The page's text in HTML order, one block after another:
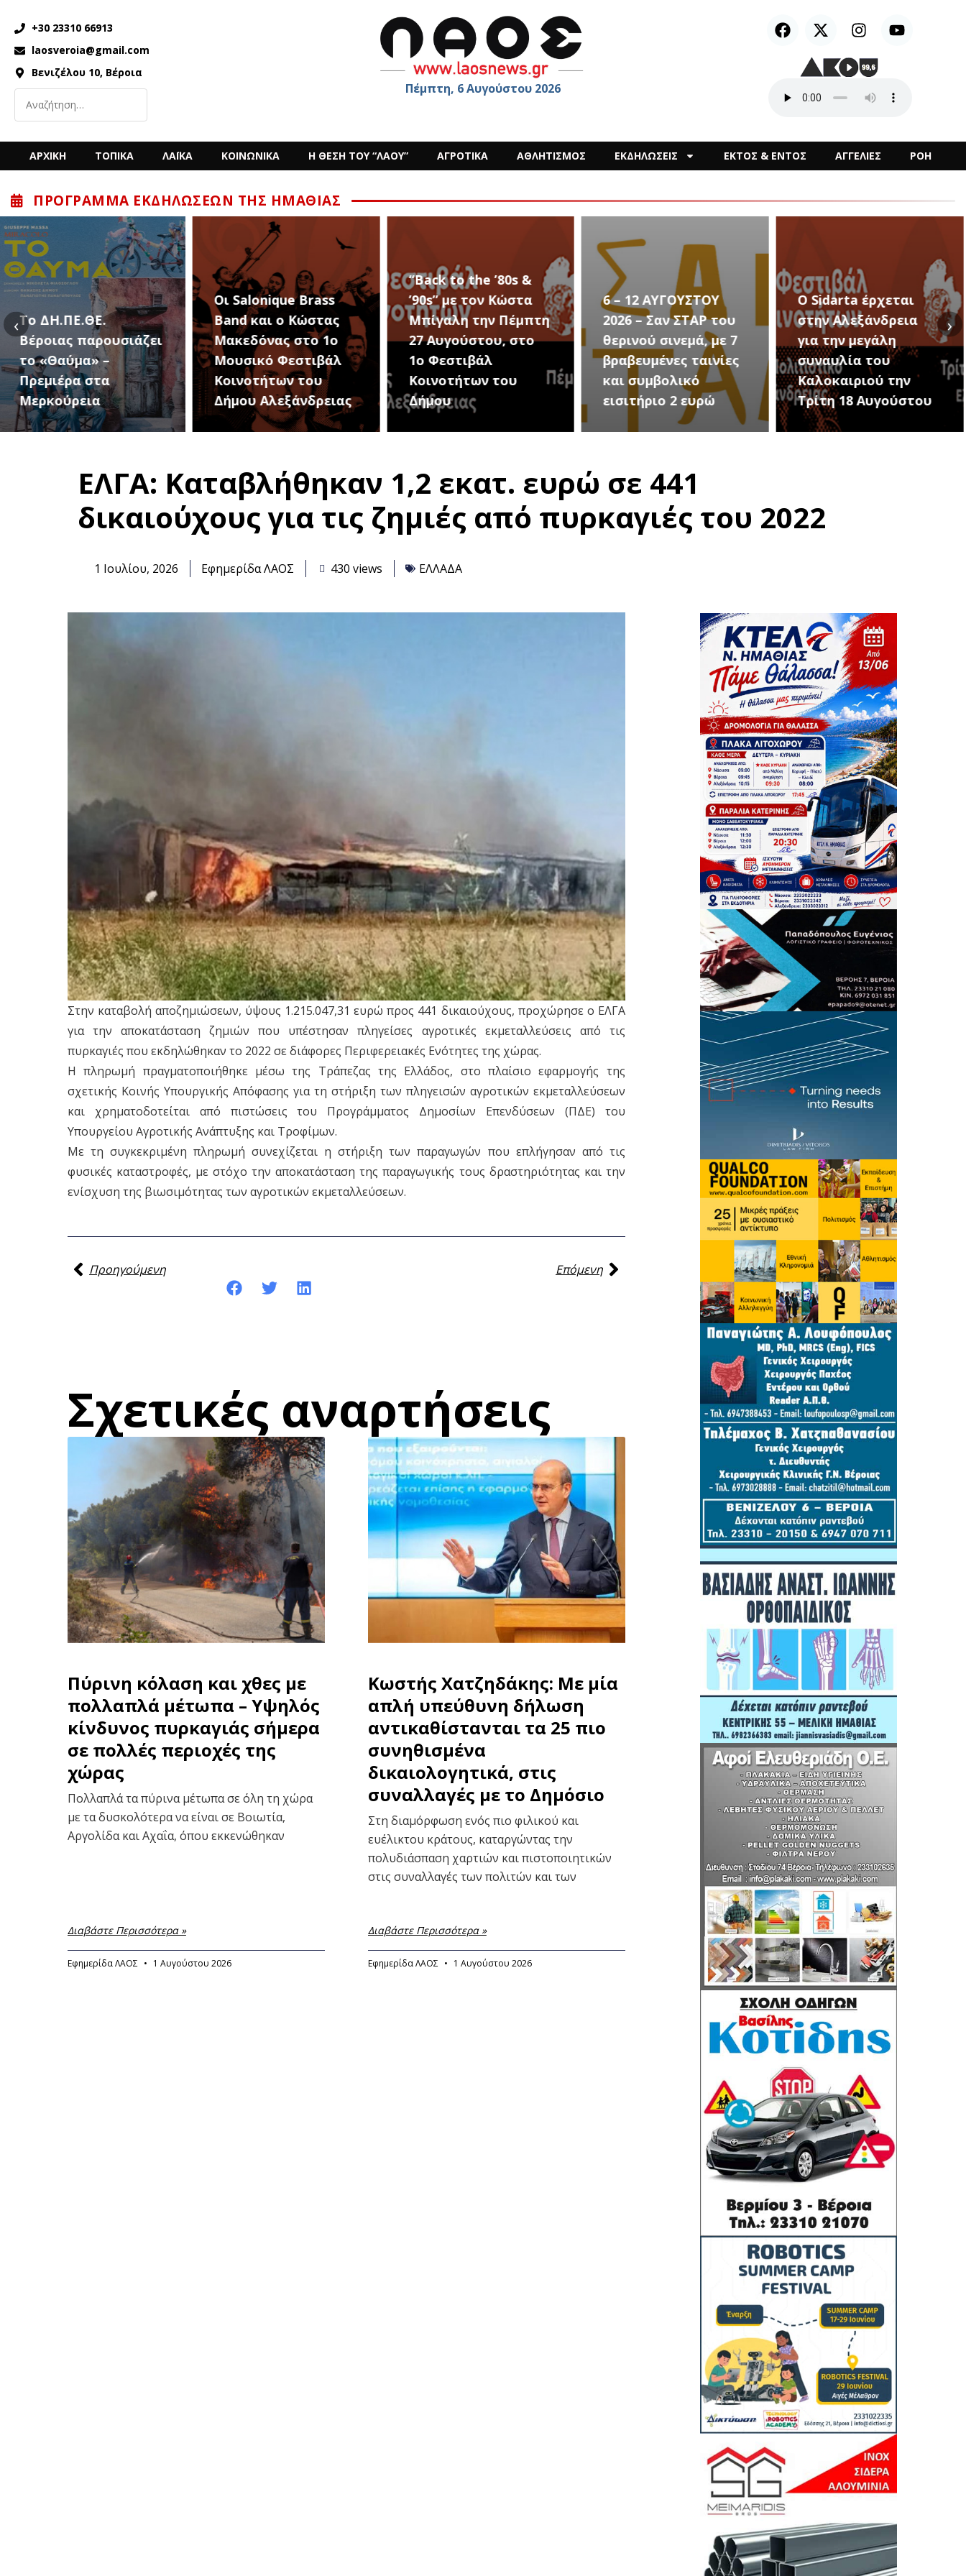
+30 23310 66913
laosveroia@gmail.com
Βενιζέλου 10, Βέροια
Πέμπτη, 6 Αυγούστου 2026
ΑΡΧΙΚΗ ΤΟΠΙΚΑ ΛΑΪΚΑ ΚΟΙΝΩΝΙΚΑ Η ΘΕΣΗ ΤΟΥ “ΛΑΟΥ” ΑΓΡΟΤΙΚΑ ΑΘΛΗΤΙΣΜΟΣ ΕΚΔΗΛΩΣΕΙΣ ΕΚΤΟΣ & ΕΝΤΟΣ ΑΓΓΕΛΙΕΣ ΡΟΗ
ΠΡΌΓΡΑΜΜΑ ΕΚΔΗΛΏΣΕΩΝ ΤΗΣ ΗΜΑΘΊΑΣ
Οι Salonique Brass
Band και ο Κώστας
Μακεδόνας στο 1ο
Μουσικό Φεστιβάλ
Κοινοτήτων του
Δήμου Αλεξάνδρειας
“Back to the ’80s &
’90s” με τον Κώστα
Μπίγαλη την Πέμπτη
27 Αυγούστου, στο
1ο Φεστιβάλ
Κοινοτήτων του
Δήμου
6 – 12 ΑΥΓΟΥΣΤΟΥ
2026 – Σαν ΣΤΑΡ του
θερινού σινεμά, με 7
βραβευμένες ταινίες
και συμβολικό
εισιτήριο 2 ευρώ
Ο Sidarta έρχεται
στην Αλεξάνδρεια
για την μεγάλη
συναυλία του
Καλοκαιριού την
Τρίτη 18 Αυγούστου
Καλλιτεχνικές
Εκδηλώσεις Νέου
Προδρόμου Ημαθίας
(Μεταμόρφωση του
Σωτήρος)
‹ ›
ΕΛΓΑ: Καταβλήθηκαν 1,2 εκατ. ευρώ σε 441
δικαιούχους για τις ζημιές από πυρκαγιές του 2022
1 Ιουλίου, 2026 Εφημερίδα ΛΑΟΣ 430 views ΕΛΛΑΔΑ
Στην καταβολή αποζημιώσεων, ύψους 1.215.047,31 ευρώ προς 441 δικαιούχους, προχώρησε ο ΕΛΓΑ
για την αποκατάσταση ζημιών που υπέστησαν πληγείσες αγροτικές εκμεταλλεύσεις από τις
πυρκαγιές που εκδηλώθηκαν το 2022 σε διάφορες Περιφερειακές Ενότητες της χώρας.
Η πληρωμή πραγματοποιήθηκε μέσω της Τράπεζας της Ελλάδος, στο πλαίσιο εφαρμογής της
σχετικής Κοινής Υπουργικής Απόφασης για τη στήριξη των πληγεισών αγροτικών εκμεταλλεύσεων
και χρηματοδοτείται από πιστώσεις του Προγράμματος Δημοσίων Επενδύσεων (ΠΔΕ) του
Υπουργείου Αγροτικής Ανάπτυξης και Τροφίμων.
Με τη συγκεκριμένη πληρωμή συνεχίζεται η στήριξη των παραγωγών που επλήγησαν από τις
φυσικές καταστροφές, με στόχο την αποκατάσταση της παραγωγικής τους δραστηριότητας και την
ενίσχυση της βιωσιμότητας των αγροτικών εκμεταλλεύσεων.
Προηγούμενη
Επόμενη
Σχετικές αναρτήσεις
Πύρινη κόλαση και χθες με
πολλαπλά μέτωπα – Υψηλός
κίνδυνος πυρκαγιάς σήμερα
σε πολλές περιοχές της
χώρας
Πολλαπλά τα πύρινα μέτωπα σε όλη τη χώρα
με τα δυσκολότερα να είναι σε Βοιωτία,
Αργολίδα και Αχαΐα, όπου εκκενώθηκαν
Διαβάστε Περισσότερα »
Εφημερίδα ΛΑΟΣ 1 Αυγούστου 2026
Κωστής Χατζηδάκης: Με μία
απλή υπεύθυνη δήλωση
αντικαθίστανται τα 25 πιο
συνηθισμένα
δικαιολογητικά, στις
συναλλαγές με το Δημόσιο
Στη διαμόρφωση ενός πιο φιλικού και
ευέλικτου κράτους, καταργώντας την
πολυδιάσπαση χαρτιών και πιστοποιητικών
στις συναλλαγές των πολιτών και των
Διαβάστε Περισσότερα »
Εφημερίδα ΛΑΟΣ 1 Αυγούστου 2026